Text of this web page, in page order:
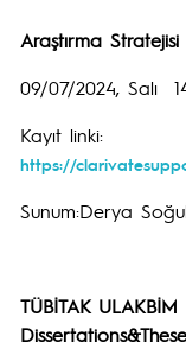
Araştırma
09/07/2024,
Kayıt linki:
https://
Sunum:Derya
TÜBİTAK